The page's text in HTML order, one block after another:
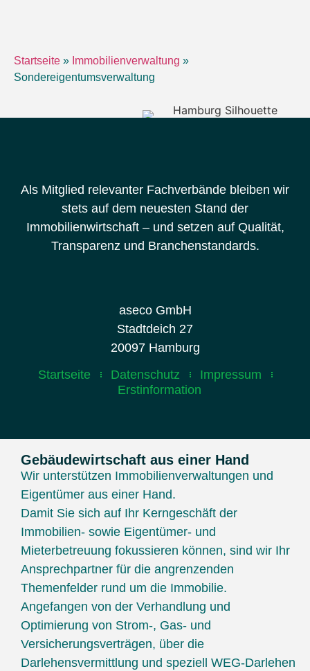
Startseite » Immobilienverwaltung »
Sondereigentumsverwaltung
Als Mitglied relevanter Fachverbände bleiben wir
stets auf dem neuesten Stand der
Immobilienwirtschaft – und setzen auf Qualität,
Transparenz und Branchenstandards.
aseco GmbH
Stadtdeich 27
20097 Hamburg
Startseite
Datenschutz
Impressum
Erstinformation
Gebäudewirtschaft aus einer Hand
Wir unterstützen Immobilienverwaltungen und
Eigentümer aus einer Hand.
Damit Sie sich auf Ihr Kerngeschäft der
Immobilien- sowie Eigentümer- und
Mieterbetreuung fokussieren können, sind wir Ihr
Ansprechpartner für die angrenzenden
Themenfelder rund um die Immobilie.
Angefangen von der Verhandlung und
Optimierung von Strom-, Gas- und
Versicherungsverträgen, über die
Darlehensvermittlung und speziell WEG-Darlehen